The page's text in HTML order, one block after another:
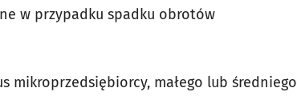
w przypadku spadku obrotów
mikroprzedsiębiorcy, małego lub średniego